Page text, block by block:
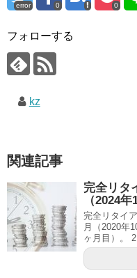
error 0 0
フォローする
kz
関連記事
完全リタ
（2024
完全リタイ
月（2020年
ヶ月目）。